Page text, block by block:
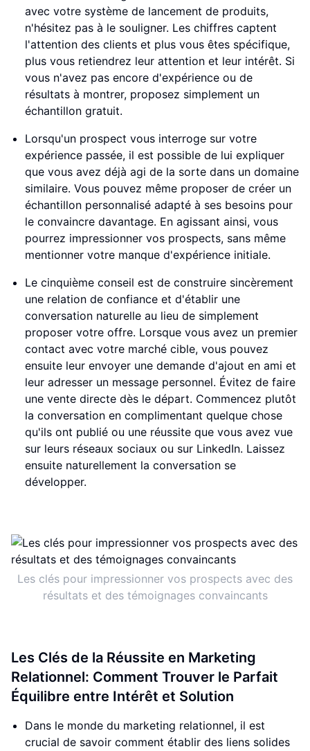
avec votre système de lancement de produits,
n'hésitez pas à le souligner. Les chiffres captent
l'attention des clients et plus vous êtes spécifique,
plus vous retiendrez leur attention et leur intérêt. Si
vous n'avez pas encore d'expérience ou de
résultats à montrer, proposez simplement un
échantillon gratuit.
Lorsqu'un prospect vous interroge sur votre
expérience passée, il est possible de lui expliquer
que vous avez déjà agi de la sorte dans un domaine
similaire. Vous pouvez même proposer de créer un
échantillon personnalisé adapté à ses besoins pour
le convaincre davantage. En agissant ainsi, vous
pourrez impressionner vos prospects, sans même
mentionner votre manque d'expérience initiale.
Le cinquième conseil est de construire sincèrement
une relation de confiance et d'établir une
conversation naturelle au lieu de simplement
proposer votre offre. Lorsque vous avez un premier
contact avec votre marché cible, vous pouvez
ensuite leur envoyer une demande d'ajout en ami et
leur adresser un message personnel. Évitez de faire
une vente directe dès le départ. Commencez plutôt
la conversation en complimentant quelque chose
qu'ils ont publié ou une réussite que vous avez vue
sur leurs réseaux sociaux ou sur LinkedIn. Laissez
ensuite naturellement la conversation se
développer.
Les clés pour impressionner vos prospects avec des
résultats et des témoignages convaincants
Les Clés de la Réussite en Marketing
Relationnel: Comment Trouver le Parfait
Équilibre entre Intérêt et Solution
Dans le monde du marketing relationnel, il est
crucial de savoir comment établir des liens solides